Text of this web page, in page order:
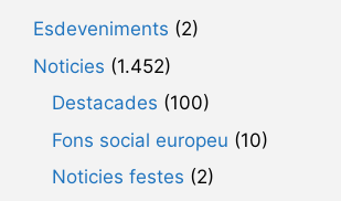
Esdeveniments (2)
Noticies (1.452)
Destacades (100)
Fons social europeu (10)
Noticies festes (2)